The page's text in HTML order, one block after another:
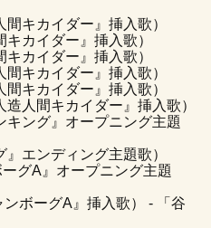
キカイダー』挿入歌）
カイダー』挿入歌）
カイダー』挿入歌）
キカイダー』挿入歌）
キカイダー』挿入歌）
人間キカイダー』挿入歌）
キング』オープニング主題
エンディング主題歌）
グA』オープニング主題
ボーグA』挿入歌） - 「谷